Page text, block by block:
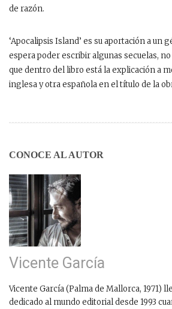
de razón.
‘Apocalipsis Island’ es su aportación a un
espera poder escribir algunas secuelas,
que dentro del libro está la explicación a
inglesa y otra española en el título de la
CONOCE AL AUTOR
Vicente García
Vicente García (Palma de Mallorca, 1971)
dedicado al mundo editorial desde 1993